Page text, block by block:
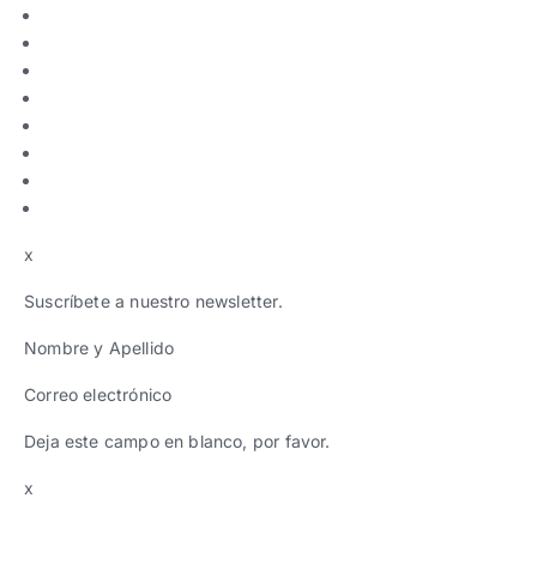
x
Suscríbete a nuestro newsletter.
Nombre y Apellido
Correo electrónico
Deja este campo en blanco, por favor.
x